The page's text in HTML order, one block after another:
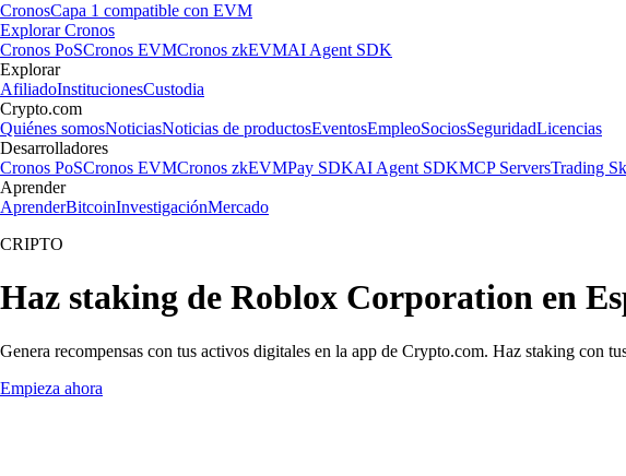
CronosCapa 1 compatible con EVM
Explorar Cronos
Cronos PoSCronos EVMCronos zkEVMAI Agent SDK
Explorar
AfiliadoInstitucionesCustodia
Crypto.com
Quiénes somosNoticiasNoticias de productosEventosEmpleoSociosSeguridadLicencias
Desarrolladores
Cronos PoSCronos EVMCronos zkEVMPay SDKAI Agent SDKMCP ServersTrading
Aprender
AprenderBitcoinInvestigaciónMercado
CRIPTO
Haz staking de Roblox Corporation en
Genera recompensas con tus activos digitales en la app de Crypto.com. Haz staking con
Empieza ahora